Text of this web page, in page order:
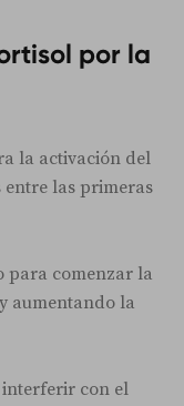
por la
la activación del
entre las primeras
para comenzar la
aumentando la
interferir con el